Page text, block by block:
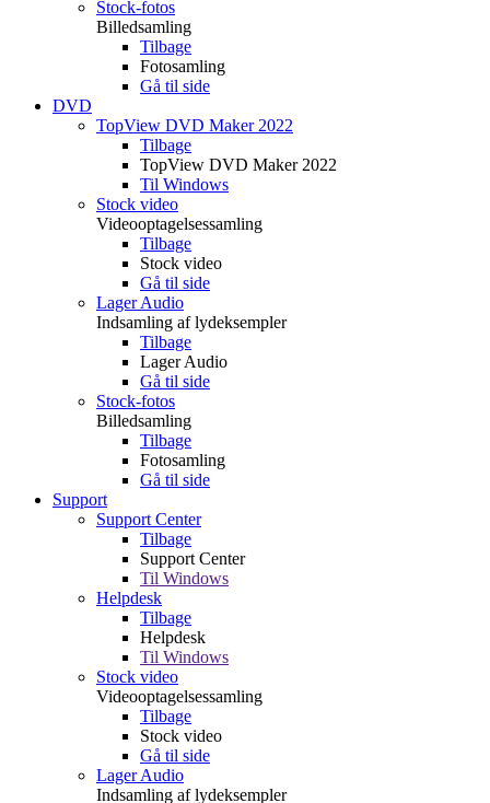
Stock-fotos
Billedsamling
Tilbage
Fotosamling
Gå til side
DVD
TopView DVD Maker 2022
Tilbage
TopView DVD Maker 2022
Til Windows
Stock video
Videooptagelsessamling
Tilbage
Stock video
Gå til side
Lager Audio
Indsamling af lydeksempler
Tilbage
Lager Audio
Gå til side
Stock-fotos
Billedsamling
Tilbage
Fotosamling
Gå til side
Support
Support Center
Tilbage
Support Center
Til Windows
Helpdesk
Tilbage
Helpdesk
Til Windows
Stock video
Videooptagelsessamling
Tilbage
Stock video
Gå til side
Lager Audio
Indsamling af lydeksempler